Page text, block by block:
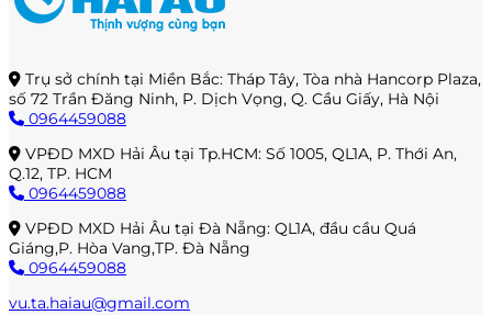
Trụ sở chính tại Miền Bắc: Tháp Tây, Tòa nhà Hancorp Plaza,
số 72 Trần Đăng Ninh, P. Dịch Vọng, Q. Cầu Giấy, Hà Nội
0964459088
VPĐD MXD Hải Âu tại Tp.HCM: Số 1005, QL1A, P. Thới An,
Q.12, TP. HCM
0964459088
VPĐD MXD Hải Âu tại Đà Nẵng: QL1A, đầu cầu Quá
Giáng,P. Hòa Vang,TP. Đà Nẵng
0964459088
vu.ta.haiau@gmail.com